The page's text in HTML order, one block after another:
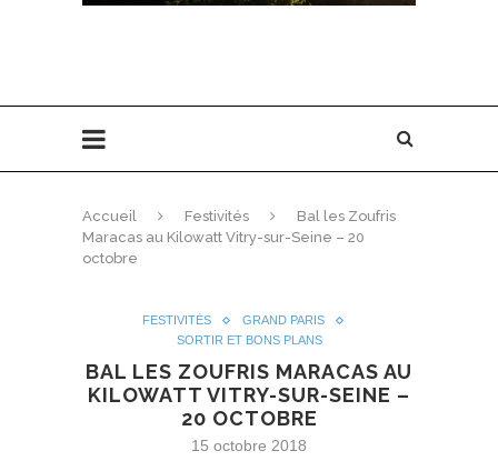
Accueil Festivités
Bal les Zoufris
Maracas au Kilowatt Vitry-sur-Seine – 20
octobre
FESTIVITÉS
GRAND PARIS
SORTIR ET BONS PLANS
BAL LES ZOUFRIS MARACAS AU
KILOWATT VITRY-SUR-SEINE –
20 OCTOBRE
15 octobre 2018